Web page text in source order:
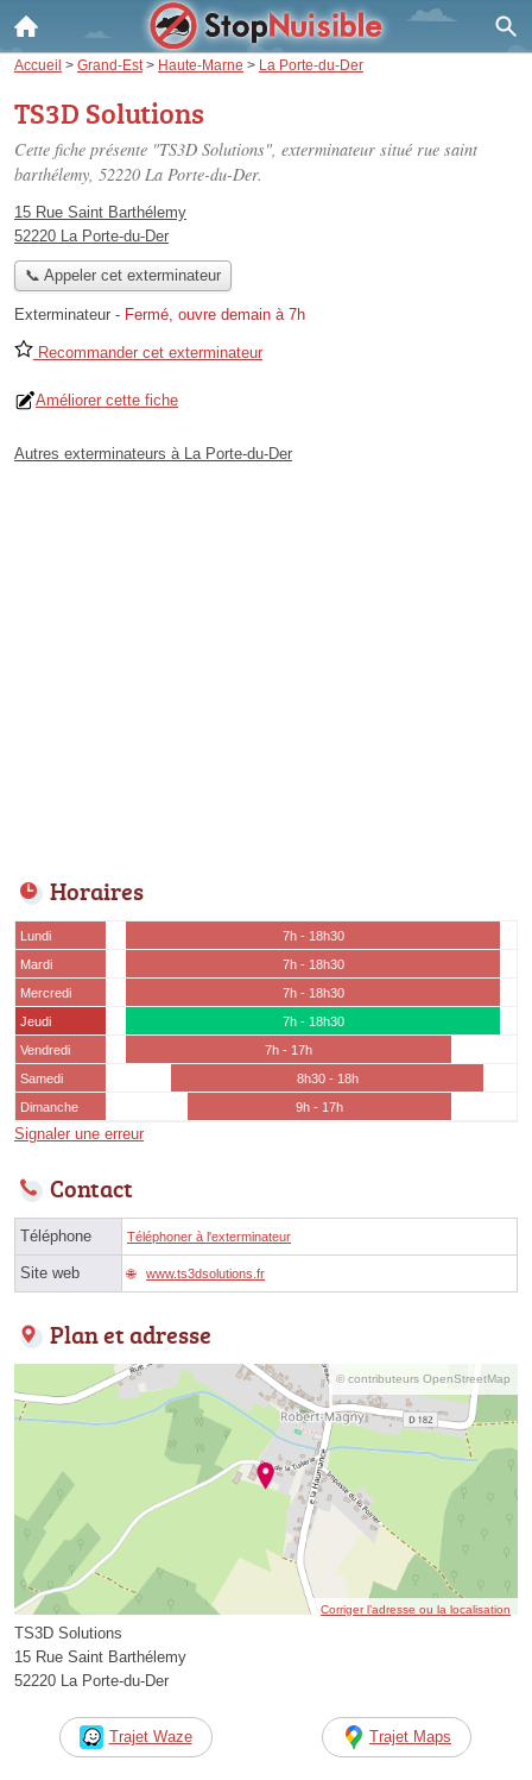
Accueil > Grand-Est > Haute-Marne > La Porte-du-Der
TS3D Solutions
Cette fiche présente "TS3D Solutions", exterminateur situé rue saint
barthélemy, 52220 La Porte-du-Der.
15 Rue Saint Barthélemy
52220 La Porte-du-Der
📞 Appeler cet exterminateur
Exterminateur - Fermé, ouvre demain à 7h
Recommander cet exterminateur
Améliorer cette fiche
Autres exterminateurs à La Porte-du-Der
Horaires
Lundi
7h - 18h30
Mardi
7h - 18h30
Mercredi
7h - 18h30
Jeudi
7h - 18h30
Vendredi
7h - 17h
Samedi
8h30 - 18h
Dimanche
9h - 17h
Signaler une erreur
Contact
Téléphone Téléphoner à l'exterminateur
Site web www.ts3dsolutions.fr
Plan et adresse
© contributeurs OpenStreetMap
Corriger l’adresse ou la localisation
TS3D Solutions
15 Rue Saint Barthélemy
52220 La Porte-du-Der
Trajet Waze Trajet Maps